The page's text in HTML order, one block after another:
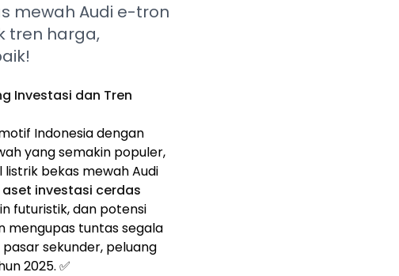
mewah Audi e-tron
tren harga,
Investasi dan Tren
Indonesia dengan
yang semakin populer,
listrik bekas mewah Audi
aset investasi cerdas
futuristik, dan potensi
mengupas tuntas segala
sekunder, peluang
2025. ✅